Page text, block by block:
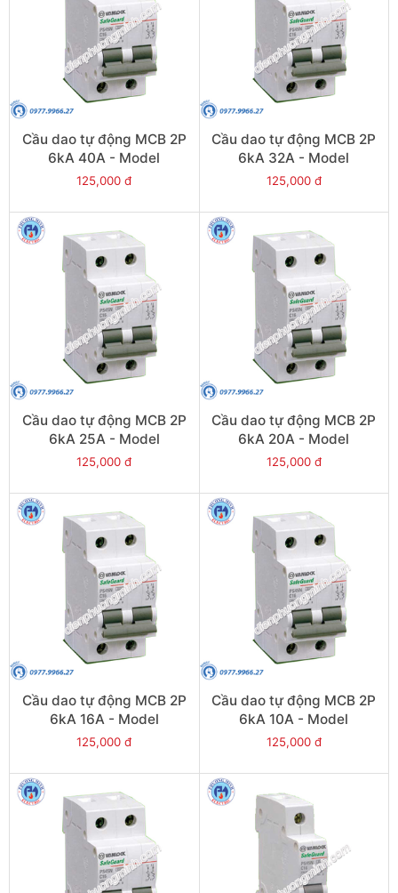
Cầu dao tự động MCB 2P
6kA 40A - Model
PS45S/C2040
125,000 đ
Cầu dao tự động MCB 2P
6kA 32A - Model
PS45S/C2032
125,000 đ
Cầu dao tự động MCB 2P
6kA 25A - Model
PS45S/C2025
125,000 đ
Cầu dao tự động MCB 2P
6kA 20A - Model
PS45S/C2020
125,000 đ
Cầu dao tự động MCB 2P
6kA 16A - Model
PS45S/C2016
125,000 đ
Cầu dao tự động MCB 2P
6kA 10A - Model
PS45S/C2010
125,000 đ